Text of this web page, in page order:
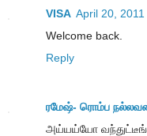
VISA April 20,
Welcome back.
Reply
ரமேஷ்- ரொம்ப
அய்யய்யோ